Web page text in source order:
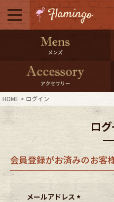
メニュー
500pt＆
ト
10％0ff
ログイン・会員登録
ご利用ガイド
店舗紹介
メンズ
アクセサリー
HOME ログイン
ロ
会員登録がお済みのお客
メールアドレス